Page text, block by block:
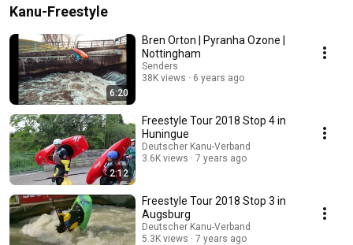
Kanu-Freestyle
6:20
Bren Orton | Pyranha Ozone |
Nottingham
Senders
38K views
6 years ago
2:12
Freestyle Tour 2018 Stop 4 in
Huningue
Deutscher Kanu-Verband
3.6K views
7 years ago
Freestyle Tour 2018 Stop 3 in
Augsburg
Deutscher Kanu-Verband
5.3K views
7 years ago